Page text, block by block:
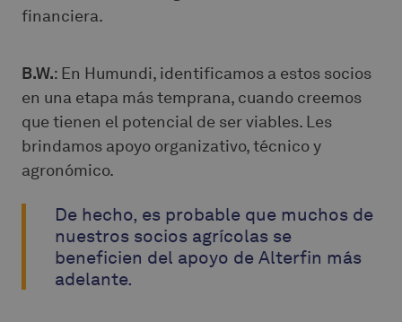
financiera.
B.W.: En Humundi, identificamos a estos socios
en una etapa más temprana, cuando creemos
que tienen el potencial de ser viables. Les
brindamos apoyo organizativo, técnico y
agronómico.
De hecho, es probable que muchos de
nuestros socios agrícolas se
beneficien del apoyo de Alterfin más
adelante.